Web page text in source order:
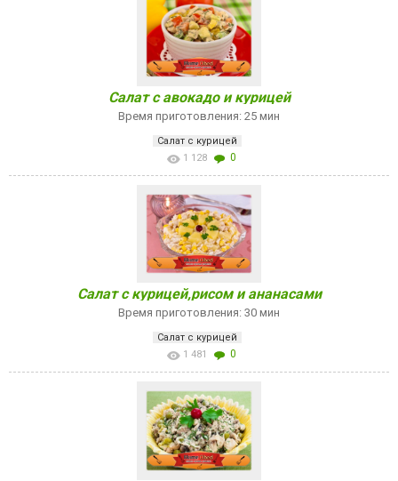
Салат с авокадо и курицей
Время приготовления: 25 мин
Салат с курицей
1 128
0
Салат с курицей,рисом и ананасами
Время приготовления: 30 мин
Салат с курицей
1 481
0